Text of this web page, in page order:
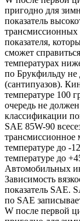
пригодно для
показатель
трансмиссионных
показателя,
сможет
температурах
по Брукфильду не
(сантипуазов).
температуре 100
очередь не
классификации
SAE 85W-90
трансмиссионное
температуре до -
температуре до
Автомобильных
Зависимость
показатель SAE.
по SAE
W после первой